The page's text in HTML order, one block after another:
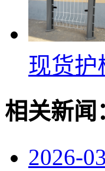
现货护
相关新闻
2026-